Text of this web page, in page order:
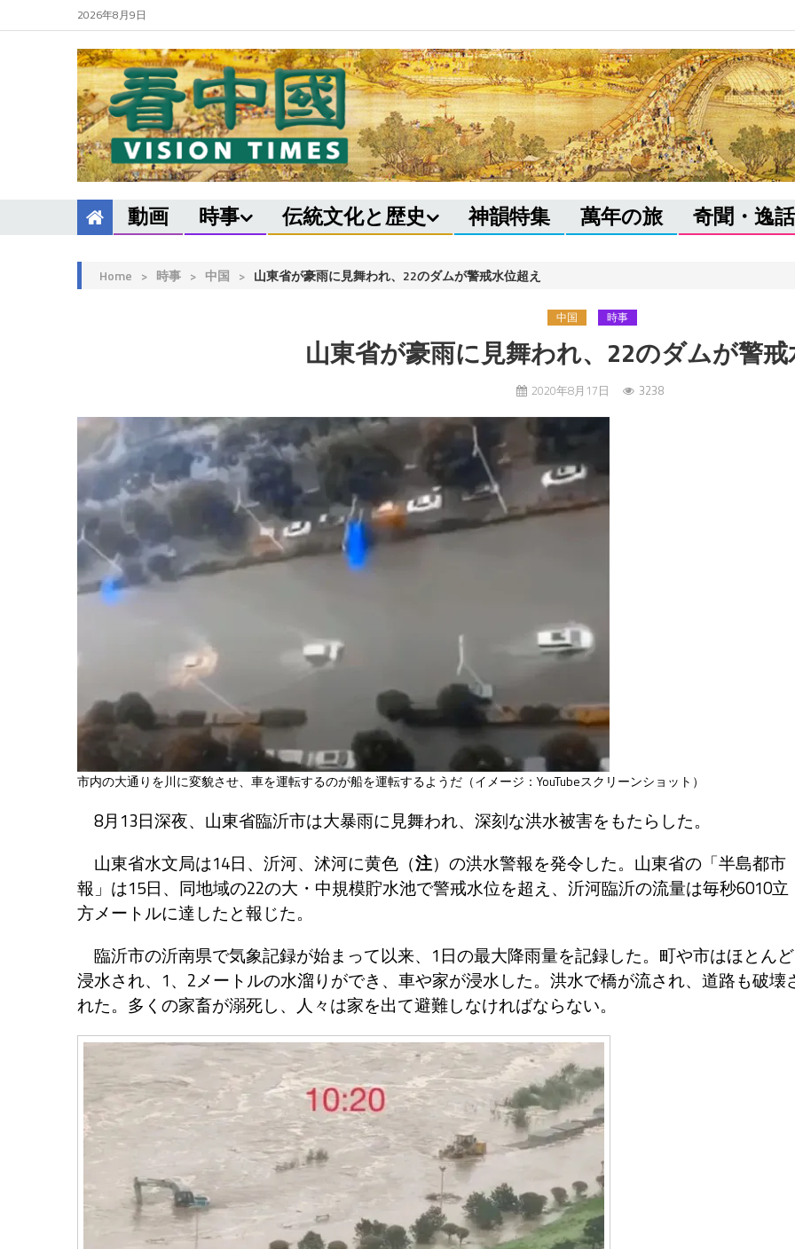
2026年8月9日
動画 時事 伝統文化と歴史 神韻特集 萬年の旅 奇聞・逸話
Home > 時事 > 中国 > 山東省が豪雨に見舞われ、22のダムが警戒水位超え
中国 時事
山東省が豪雨に見舞われ、22のダムが警
2020年8月17日 3238
市内の大通りを川に変貌させ、車を運転するのが船を運転するようだ（イメージ：YouTubeスクリーンショット）
8月13日深夜、山東省臨沂市は大暴雨に見舞われ、深刻な洪水被害をもたらした。
山東省水文局は14日、沂河、沭河に黄色（注）の洪水警報を発令した。山東省の「半島都市
報」は15日、同地域の22の大・中規模貯水池で警戒水位を超え、沂河臨沂の流量は毎秒6010立
方メートルに達したと報じた。
臨沂市の沂南県で気象記録が始まって以来、1日の最大降雨量を記録した。町や市はほとんど
浸水され、1、2メートルの水溜りができ、車や家が浸水した。洪水で橋が流され、道路も破壊
れた。多くの家畜が溺死し、人々は家を出て避難しなければならない。